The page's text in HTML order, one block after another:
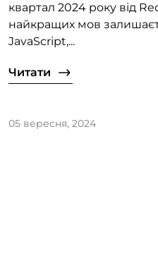
квартал 2024 року від
найкращих мов
JavaScript,...
Читати
05 вересня, 2024